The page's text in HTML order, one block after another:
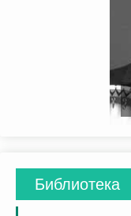
Библиотека